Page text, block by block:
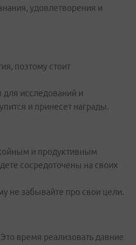
удовлетворения и
поэтому стоит
для исследований и
и принесет награды.
и продуктивным
сосредоточены на своих
не забывайте про свои цели.
время реализовать давние